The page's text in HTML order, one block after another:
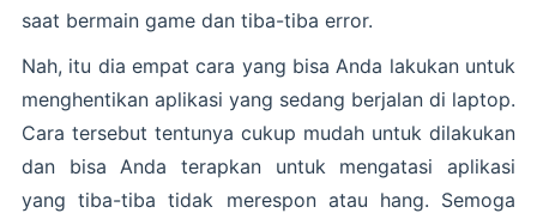
saat bermain game dan tiba-tiba error.
Nah, itu dia empat cara yang bisa Anda lakukan untuk
menghentikan aplikasi yang sedang berjalan di laptop.
Cara tersebut tentunya cukup mudah untuk dilakukan
dan bisa Anda terapkan untuk mengatasi aplikasi
yang tiba-tiba tidak merespon atau hang. Semoga